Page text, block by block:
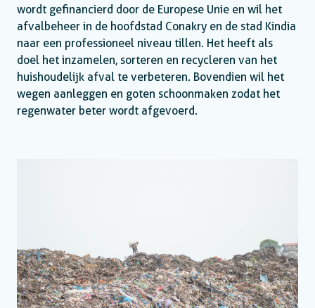
wordt gefinancierd door de Europese Unie en wil het
afvalbeheer in de hoofdstad Conakry en de stad Kindia
naar een professioneel niveau tillen. Het heeft als
doel het inzamelen, sorteren en recycleren van het
huishoudelijk afval te verbeteren. Bovendien wil het
wegen aanleggen en goten schoonmaken zodat het
regenwater beter wordt afgevoerd.